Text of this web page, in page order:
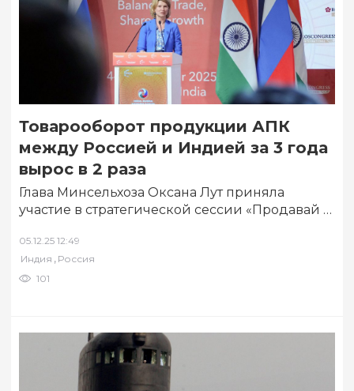
Товарооборот продукции АПК
между Россией и Индией за 3 года
вырос в 2 раза
Глава Минсельхоза Оксана Лут приняла
участие в стратегической сессии «Продавай в
бизнеса» в рамках…
05.12.25 12:49
Индия , Россия
101